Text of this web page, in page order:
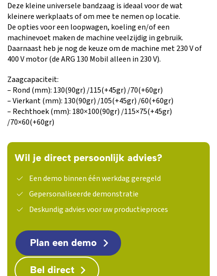
Deze kleine universele bandzaag is ideaal voor de wat
kleinere werkplaats of om mee te nemen op locatie.
De opties voor een loopwagen, koeling en/of een
machinevoet maken de machine veelzijdig in gebruik.
Daarnaast heb je nog de keuze om de machine met 230 V of
400 V motor (de ARG 130 Mobil alleen in 230 V).
Zaagcapaciteit:
– Rond (mm): 130(90gr) /115(+45gr) /70(+60gr)
– Vierkant (mm): 130(90gr) /105(+45gr) /60(+60gr)
– Rechthoek (mm): 180×100(90gr) /115×75(+45gr)
/70×60(+60gr)
Wil je direct persoonlijk advies?
Een demo binnen één werkdag geregeld
Gepersonaliseerde demonstratie
Deskundig advies voor uw productieproces
Plan een demo
Bel direct